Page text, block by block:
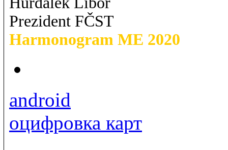
Prezident FČST
Harmonogram ME 2020
android
оцифровка карт